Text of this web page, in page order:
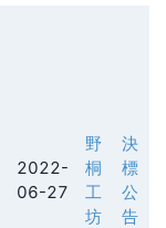
2022-
06-27
野
桐
工
坊
決
標
公
告